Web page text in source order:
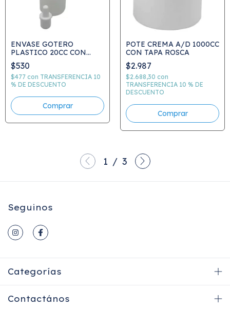
ENVASE GOTERO
PLASTICO 20CC CON
TAPA E INSERTO
$530
$477 con TRANSFERENCIA 10
% DE DESCUENTO
POTE CREMA A/D 1000CC
CON TAPA ROSCA
$2.987
$2.688,30 con
TRANSFERENCIA 10 % DE
DESCUENTO
1 / 3
Seguinos
Categorías
Contactános